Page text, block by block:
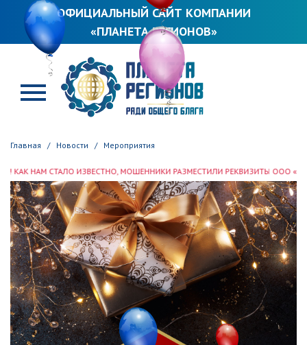
ОФИЦИАЛЬНЫЙ САЙТ КОМПАНИИ
«ПЛАНЕТА РЕГИОНОВ»
ПЛАНЕТА РЕГИОНОВ
Главная Новости Мероприятия
ИЗВЕСТНО, МОШЕННИКИ РАЗМЕСТИЛИ РЕКВИЗИТЫ ООО «ПЛАНЕТА